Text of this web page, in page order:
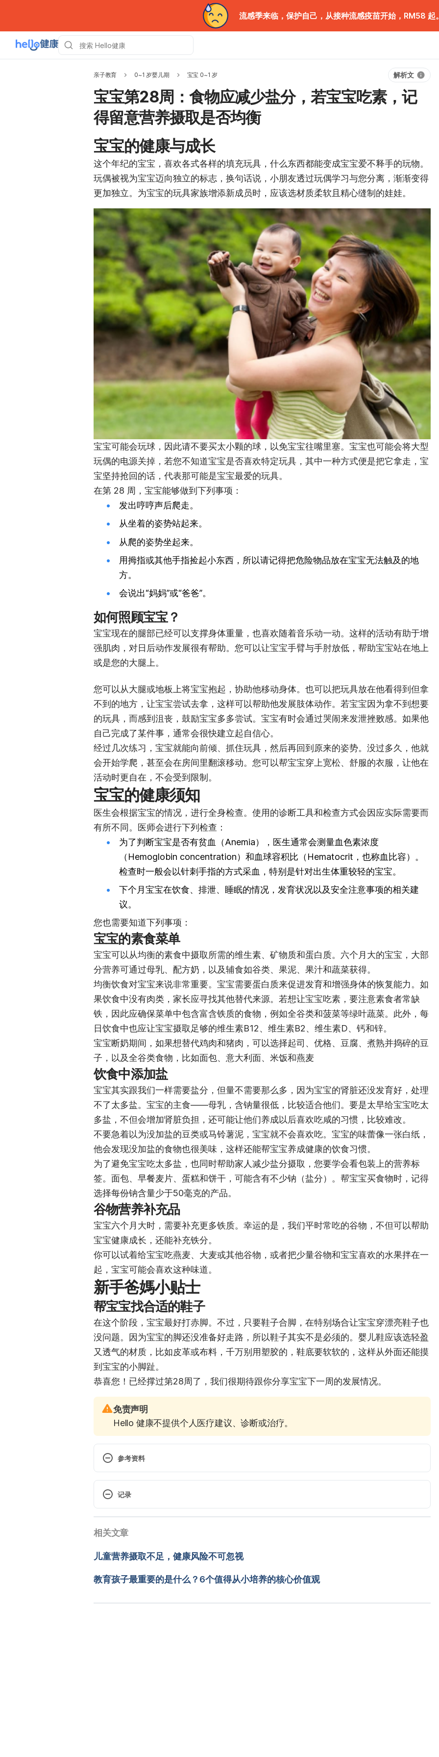
流感季来临，保护自己，从接种流感疫苗开始，RM58 起
亲子教育 0~1 岁婴儿期 宝宝 0~1 岁 解析文
宝宝第28周：食物应减少盐分，若宝宝吃素，记
得留意营养摄取是否均衡
宝宝的健康与成长
这个年纪的宝宝，喜欢各式各样的填充玩具，什么东西都能变成宝宝爱不释手的玩物。
玩偶被视为宝宝迈向独立的标志，换句话说，小朋友透过玩偶学习与您分离，渐渐变得
更加独立。为宝宝的玩具家族增添新成员时，应该选材质柔软且精心缝制的娃娃。
宝宝可能会玩球，因此请不要买太小颗的球，以免宝宝往嘴里塞。宝宝也可能会将大型
玩偶的电源关掉，若您不知道宝宝是否喜欢特定玩具，其中一种方式便是把它拿走，宝
宝坚持抢回的话，代表那可能是宝宝最爱的玩具。
在第 28 周，宝宝能够做到下列事项：
发出哼哼声后爬走。
从坐着的姿势站起来。
从爬的姿势坐起来。
用拇指或其他手指捡起小东西，所以请记得把危险物品放在宝宝无法触及的地
方。
会说出“妈妈”或“爸爸”。
如何照顾宝宝？
宝宝现在的腿部已经可以支撑身体重量，也喜欢随着音乐动一动。这样的活动有助于增
强肌肉，对日后动作发展很有帮助。您可以让宝宝手臂与手肘放低，帮助宝宝站在地上
或是您的大腿上。
您可以从大腿或地板上将宝宝抱起，协助他移动身体。也可以把玩具放在他看得到但拿
不到的地方，让宝宝尝试去拿，这样可以帮助他发展肢体动作。若宝宝因为拿不到想要
的玩具，而感到沮丧，鼓励宝宝多多尝试。宝宝有时会通过哭闹来发泄挫败感。如果他
自己完成了某件事，通常会很快建立起自信心。
经过几次练习，宝宝就能向前倾、抓住玩具，然后再回到原来的姿势。没过多久，他就
会开始学爬，甚至会在房间里翻滚移动。您可以帮宝宝穿上宽松、舒服的衣服，让他在
活动时更自在，不会受到限制。
宝宝的健康须知
医生会根据宝宝的情况，进行全身检查。使用的诊断工具和检查方式会因应实际需要而
有所不同。医师会进行下列检查：
为了判断宝宝是否有贫血（Anemia），医生通常会测量血色素浓度
（Hemoglobin concentration）和血球容积比（Hematocrit，也称血比容）。
检查时一般会以针刺手指的方式采血，特别是针对出生体重较轻的宝宝。
下个月宝宝在饮食、排泄、睡眠的情况，发育状况以及安全注意事项的相关建
议。
您也需要知道下列事项：
宝宝的素食菜单
宝宝可以从均衡的素食中摄取所需的维生素、矿物质和蛋白质。六个月大的宝宝，大部
分营养可通过母乳、配方奶，以及辅食如谷类、果泥、果汁和蔬菜获得。
均衡饮食对宝宝来说非常重要。宝宝需要蛋白质来促进发育和增强身体的恢复能力。如
果饮食中没有肉类，家长应寻找其他替代来源。若想让宝宝吃素，要注意素食者常缺
铁，因此应确保菜单中包含富含铁质的食物，例如全谷类和菠菜等绿叶蔬菜。此外，每
日饮食中也应让宝宝摄取足够的维生素B12、维生素B2、维生素D、钙和锌。
宝宝断奶期间，如果想替代鸡肉和猪肉，可以选择起司、优格、豆腐、煮熟并捣碎的豆
子，以及全谷类食物，比如面包、意大利面、米饭和燕麦
饮食中添加盐
宝宝其实跟我们一样需要盐分，但量不需要那么多，因为宝宝的肾脏还没发育好，处理
不了太多盐。宝宝的主食——母乳，含钠量很低，比较适合他们。要是太早给宝宝吃太
多盐，不但会增加肾脏负担，还可能让他们养成以后喜欢吃咸的习惯，比较难改。
不要急着以为没加盐的豆类或马铃薯泥，宝宝就不会喜欢吃。宝宝的味蕾像一张白纸，
他会发现没加盐的食物也很美味，这样还能帮宝宝养成健康的饮食习惯。
为了避免宝宝吃太多盐，也同时帮助家人减少盐分摄取，您要学会看包装上的营养标
签。面包、早餐麦片、蛋糕和饼干，可能含有不少钠（盐分）。帮宝宝买食物时，记得
选择每份钠含量少于50毫克的产品。
谷物营养补充品
宝宝六个月大时，需要补充更多铁质。幸运的是，我们平时常吃的谷物，不但可以帮助
宝宝健康成长，还能补充铁分。
你可以试着给宝宝吃燕麦、大麦或其他谷物，或者把少量谷物和宝宝喜欢的水果拌在一
起，宝宝可能会喜欢这种味道。
新手爸媽小贴士
帮宝宝找合适的鞋子
在这个阶段，宝宝最好打赤脚。不过，只要鞋子合脚，在特别场合让宝宝穿漂亮鞋子也
没问题。因为宝宝的脚还没准备好走路，所以鞋子其实不是必须的。婴儿鞋应该选轻盈
又透气的材质，比如皮革或布料，千万别用塑胶的，鞋底要软软的，这样从外面还能摸
到宝宝的小脚趾。
恭喜您！已经撑过第28周了，我们很期待跟你分享宝宝下一周的发展情况。
免责声明
Hello 健康不提供个人医疗建议、诊断或治疗。
参考资料
Murkoff, Heidi. What to Expect, The First Year. New York: Workman Publishing
Company, 2009. Print version. Page 345-369.
记录
2025/07/02
醫學審稿： 賴建翰醫師
Jeff Ong 更新
相关文章
儿童营养摄取不足，健康风险不可忽视
教育孩子最重要的是什么？6个值得从小培养的核心价值观